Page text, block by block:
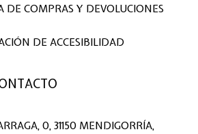
DE COMPRAS Y DEVOLUCIONES
DE ACCESIBILIDAD
0, 31150 MENDIGORRÍA,